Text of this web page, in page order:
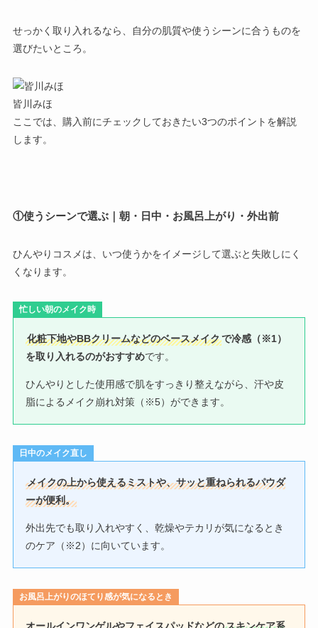
せっかく取り入れるなら、
自分の肌質や使うシーンに合うものを
選びたいところ。
皆川みほ
ここでは、購入前にチェックしておきたい3つのポイントを解説
します。
①使うシーンで選ぶ｜朝・日中・お風呂上がり・外出前
ひんやりコスメは、いつ使うかをイメージして選ぶと失敗しにく
くなります。
忙しい朝のメイク時
化粧下地やBBクリームなどのベースメイクで冷感（※1）
を取り入れるのがおすすめです。
ひんやりとした使用感で肌をすっきり整えながら、汗や皮
脂によるメイク崩れ対策（※5）ができます。
日中のメイク直し
メイクの上から使えるミストや、サッと重ねられるパウダ
ーが便利。
外出先でも取り入れやすく、乾燥やテカリが気になるとき
のケア（※2）に向いています。
お風呂上がりのほてり感が気になるとき